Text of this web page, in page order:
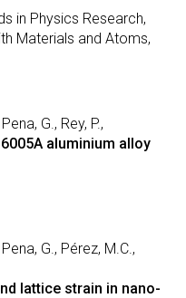
in Physics Research,
Materials and Atoms,
G., Rey, P.,
aluminium alloy
G., Pérez, M.C.,
lattice strain in nano-